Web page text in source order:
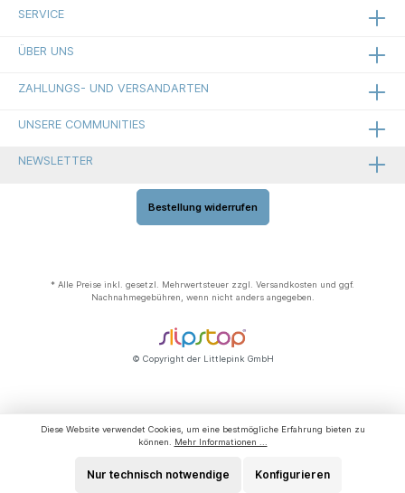
SERVICE
ÜBER UNS
ZAHLUNGS- UND VERSANDARTEN
UNSERE COMMUNITIES
NEWSLETTER
Bestellung widerrufen
* Alle Preise inkl. gesetzl. Mehrwertsteuer zzgl. Versandkosten und ggf.
Nachnahmegebühren, wenn nicht anders angegeben.
© Copyright der Littlepink GmbH
Diese Website verwendet Cookies, um eine bestmögliche Erfahrung bieten zu
können.
Mehr Informationen ...
Nur technisch notwendige Konfigurieren